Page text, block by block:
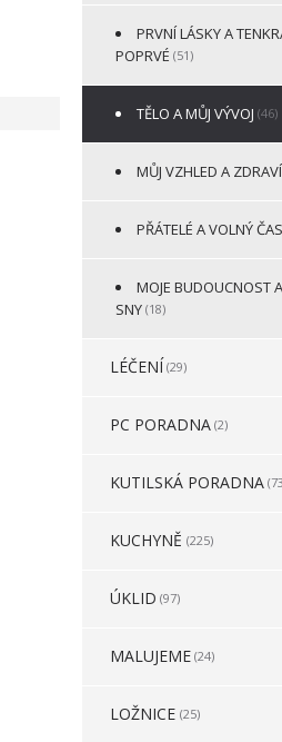
PRVNÍ LÁSKY A
POPRVÉ (51)
TĚLO A MŮJ VÝVOJ (46)
MŮJ VZHLED A ZDRAVÍ
PŘÁTELÉ A VOLNÝ ČAS
MOJE BUDOUCNOST
SNY (18)
LÉČENÍ (29)
PC PORADNA (2)
KUTILSKÁ PORADNA
KUCHYNĚ (225)
ÚKLID (97)
MALUJEME (24)
LOŽNICE (25)